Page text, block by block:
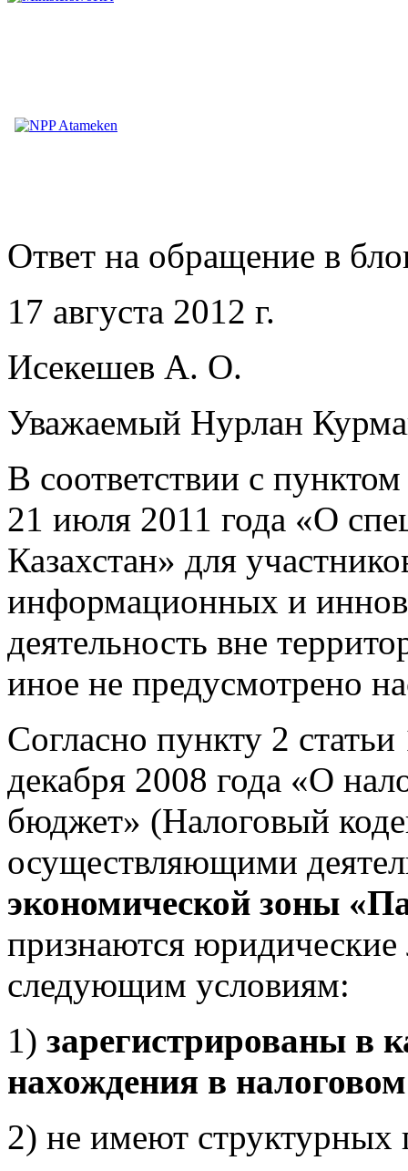
Ответ на обращение в
17 августа 2012 г.
Исекешев А. О.
Уважаемый Нурлан
В соответствии с
21 июля 2011 года «О
Казахстан» для
информационных и
деятельность вне
иное не предусмотрено
Согласно пункту 2
декабря 2008 года «О
бюджет» (Налоговый
осуществляющими
экономической зоны
признаются
следующим условиям:
1) зарегистрированы в
нахождения в
2) не имеют структурных